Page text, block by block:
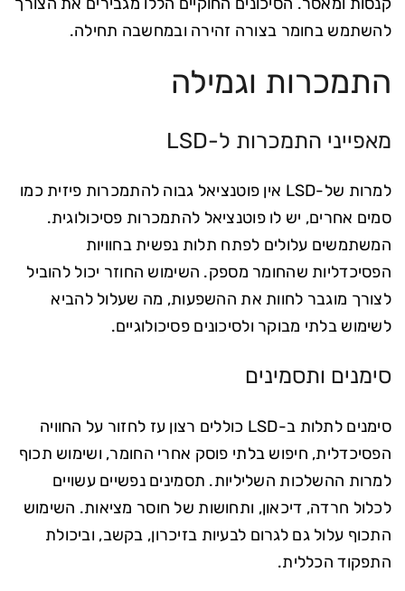
להשתמש בחומר בצורה זהירה ובמחשבה תחילה.
התמכרות וגמילה
מאפייני התמכרות ל-LSD
למרות של-LSD אין פוטנציאל גבוה להתמכרות פיזית כמו
סמים אחרים, יש לו פוטנציאל להתמכרות פסיכולוגית.
המשתמשים עלולים לפתח תלות נפשית בחוויות
הפסיכדליות שהחומר מספק. השימוש החוזר יכול להוביל
לצורך מוגבר לחוות את ההשפעות, מה שעלול להביא
לשימוש בלתי מבוקר ולסיכונים פסיכולוגיים.
סימנים ותסמינים
סימנים לתלות ב-LSD כוללים רצון עז לחזור על החוויה
הפסיכדלית, חיפוש בלתי פוסק אחרי החומר, ושימוש תכוף
למרות ההשלכות השליליות. תסמינים נפשיים עשויים
לכלול חרדה, דיכאון, ותחושות של חוסר מציאות. השימוש
התכוף עלול גם לגרום לבעיות בזיכרון, בקשב, וביכולת
התפקוד הכללית.